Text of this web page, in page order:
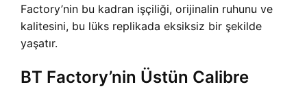
Factory’nin bu kadran işçiliği, orijinalin ruhunu ve
kalitesini, bu lüks replikada eksiksiz bir şekilde
yaşatır.
BT Factory’nin Üstün Calibre